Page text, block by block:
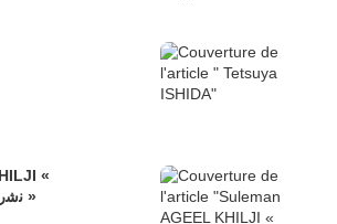
«
Transmission / ﻧﺷرﯾﺎت »